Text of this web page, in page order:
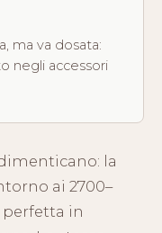
ma va dosata:
negli accessori
la
ai 2700–
perfetta in